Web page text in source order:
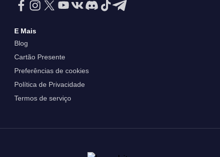
E Mais
Blog
Cartão Presente
Preferências de cookies
Política de Privacidade
Termos de serviço